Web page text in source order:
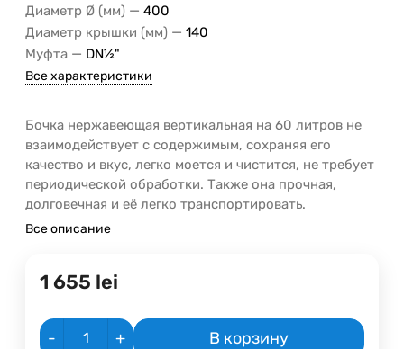
Диаметр Ø (мм) — 400
Диаметр крышки (мм) — 140
Муфта — DN½"
Все характеристики
Бочка нержавеющая вертикальная на 60 литров не
взаимодействует с содержимым, сохраняя его
качество и вкус, легко моется и чистится, не требует
периодической обработки. Также она прочная,
долговечная и её легко транспортировать.
Все описание
1 655 lei
- + В корзину